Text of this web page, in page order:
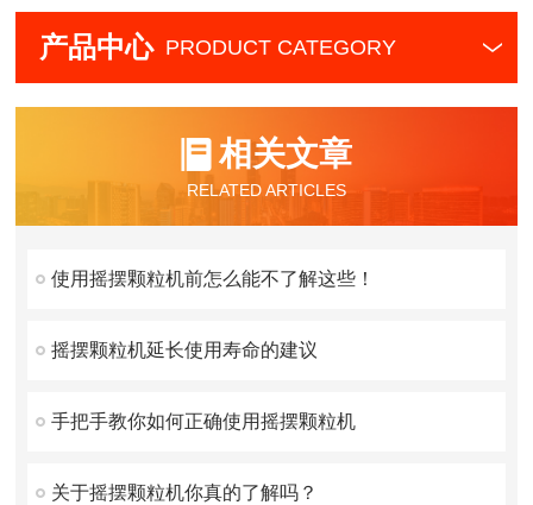
产品中心 PRODUCT CATEGORY
相关文章
RELATED ARTICLES
使用摇摆颗粒机前怎么能不了解这些！
摇摆颗粒机延长使用寿命的建议
手把手教你如何正确使用摇摆颗粒机
关于摇摆颗粒机你真的了解吗？